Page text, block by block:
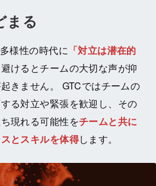
まる
様性の時代に 「対立は潜在的
けるとチームの大切な声が抑
きません。 GTCではチームの
る対立や緊張を歓迎し、その
現れる可能性をチームと共に
とスキルを体得します。